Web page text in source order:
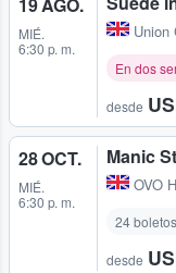
MIÉ.
6:30 p. m.
Union
En dos
desde
28 OCT.
MIÉ.
6:30 p. m.
Manic
OVO
24
desde